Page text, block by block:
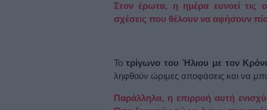
Στον έρωτα, η ημέρα ευνοεί τις
σχέσεις που θέλουν να αφήσουν
Τοτρίγωνο του Ήλιου με τον
ληφθούν ώριμες αποφάσεις και να
Παράλληλα, η επιρροή αυτή